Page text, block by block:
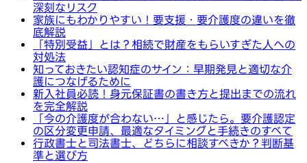
深刻なリスク
家族にもわかりやすい！要支援・要介護度の違いを徹
底解説
「特別受益」とは？相続で財産をもらいすぎた人への
対処法
知っておきたい認知症のサイン：早期発見と適切な介
護につなげるために
新入社員必読！身元保証書の書き方と提出までの流れ
を完全解説
「今の介護度が合わない…」と感じたら。要介護認定
の区分変更申請、最適なタイミングと手続きのすべて
行政書士と司法書士、どちらに相談すべきか？判断基
準と選び方